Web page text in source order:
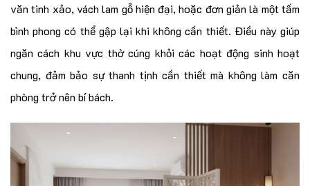
văn tinh xảo, vách lam gỗ hiện đại, hoặc đơn giản là một tấm
bình phong có thể gập lại khi không cần thiết. Điều này giúp
ngăn cách khu vực thờ cúng khỏi các hoạt động sinh hoạt
chung, đảm bảo sự thanh tịnh cần thiết mà không làm căn
phòng trở nên bí bách.